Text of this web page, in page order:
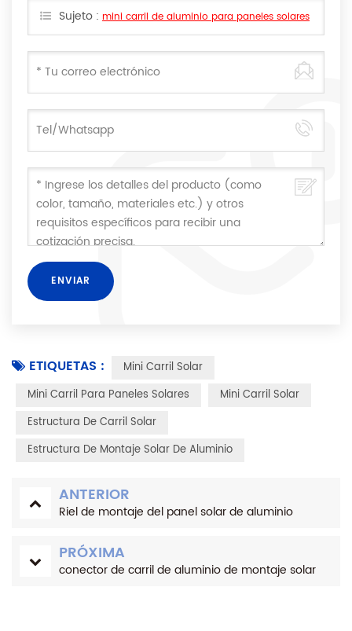
Sujeto : mini carril de aluminio para paneles solares
ETIQUETAS :
Mini Carril Solar
Mini Carril Para Paneles Solares
Mini Carril Solar
Estructura De Carril Solar
Estructura De Montaje Solar De Aluminio
ANTERIOR
Riel de montaje del panel solar de aluminio
PRÓXIMA
conector de carril de aluminio de montaje solar